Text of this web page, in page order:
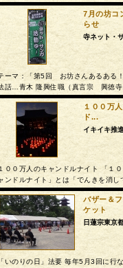
7月の坊コ
らせ
寺ネット・
ーマ：「第5回 お坊さんあるある
話…青木 隆興住職（真言宗 興徳
１００万
ド...
イキイキ推
００万人のキャンドルナイト 「１
ンドルナイト」とは「でんきを消し
バザー＆
ケット
日蓮宗東京
「いのりの日」法要 毎年5月3回に行